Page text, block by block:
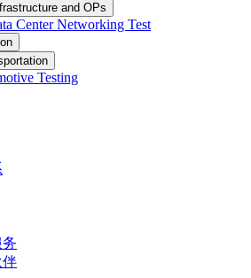
and OPs
Center Networking Test
Testing
伴